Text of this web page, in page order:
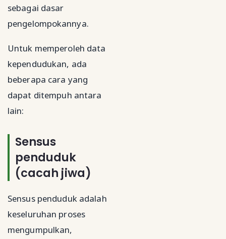
sebagai dasar
pengelompokannya.
Untuk memperoleh data
kependudukan, ada
beberapa cara yang
dapat ditempuh antara
lain:
Sensus
penduduk
(cacah jiwa)
Sensus penduduk adalah
keseluruhan proses
mengumpulkan,